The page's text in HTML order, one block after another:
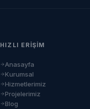
HIZLI ERIŞIM
Anasayfa
Kurumsal
Hizmetlerimiz
Projelerimiz
Blog